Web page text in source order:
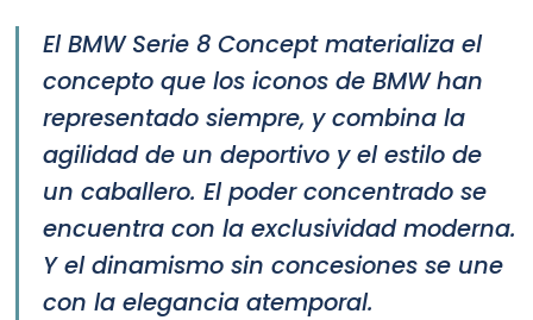
El BMW Serie 8 Concept materializa el
concepto que los iconos de BMW han
representado siempre, y combina la
agilidad de un deportivo y el estilo de
un caballero. El poder concentrado se
encuentra con la exclusividad moderna.
Y el dinamismo sin concesiones se une
con la elegancia atemporal.